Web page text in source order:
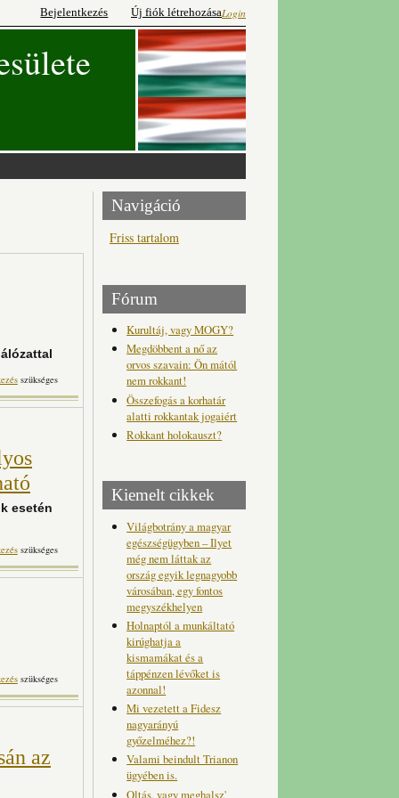
Login
Bejelentkezés Új fiók létrehozása
vezetőik Amerikában
szükséges
esetén
szerint súlyos
kapcsolatosan
szükséges
tartalommal
szükséges
az
Navigáció
Friss tartalom
Fórum
Kurultáj, vagy MOGY?
Megdöbbent a nő az
orvos szavain: Ön mától
nem rokkant!
Összefogás a korhatár
alatti rokkantak jogaiért
Rokkant holokauszt?
Kiemelt cikkek
Világbotrány a magyar
egészségügyben – Ilyet
még nem láttak az
ország egyik legnagyobb
városában, egy fontos
megyszékhelyen
Holnaptól a munkáltató
kirúghatja a
kismamákat és a
táppénzen lévőket is
azonnal!
Mi vezetett a Fidesz
nagyarányú
győzelméhez?!
Valami beindult Trianon
ügyében is.
Oltás, vagy meghalsz'